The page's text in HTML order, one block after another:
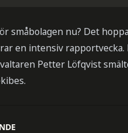
småbolagen nu? Det
en intensiv
Petter Löfqvist